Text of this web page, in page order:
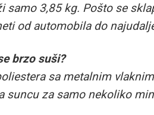
3,85 kg. Pošto se
od automobila do
brzo suši?
sa metalnim
suncu za samo nekoliko